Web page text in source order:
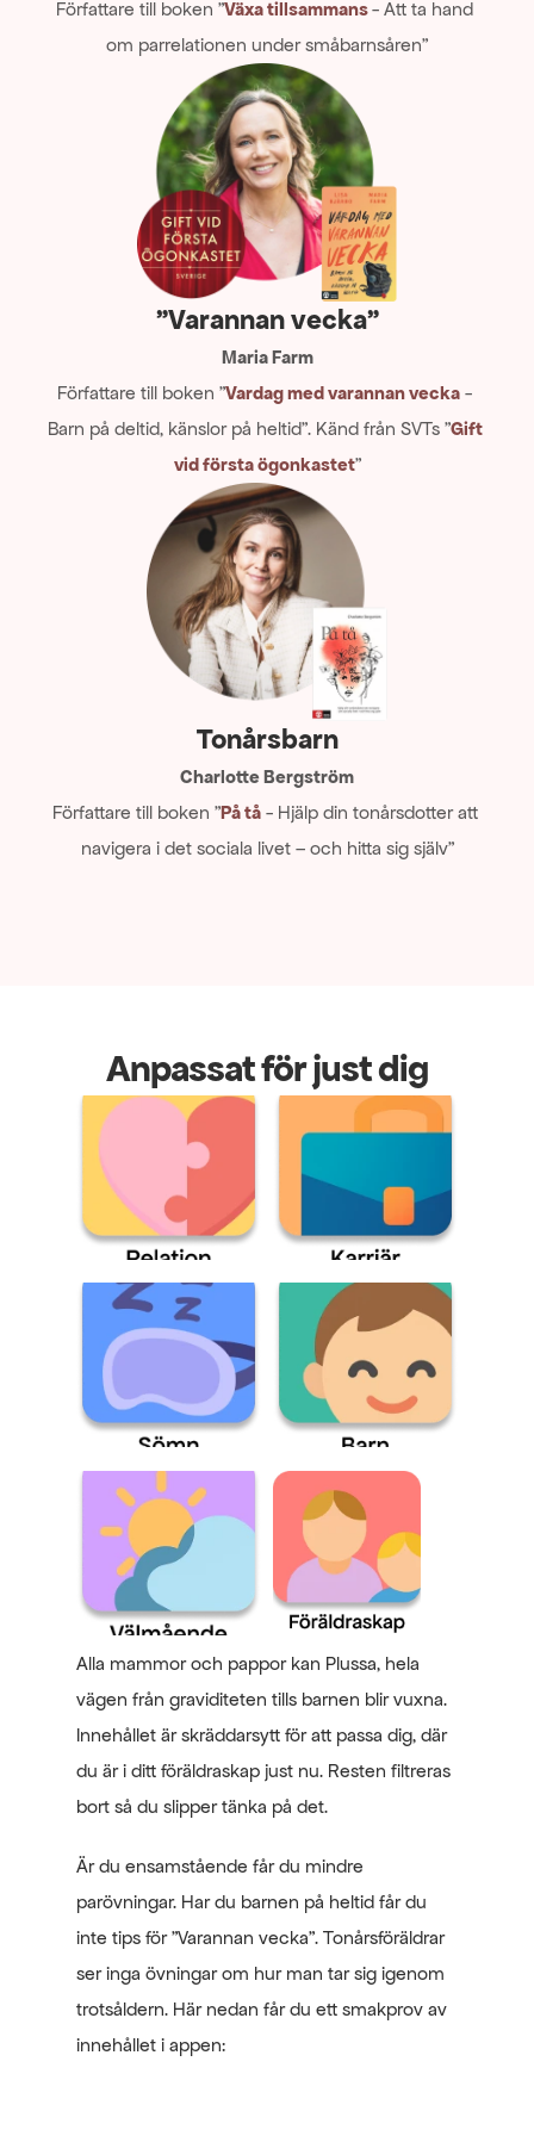
Författare till boken ”Växa tillsammans- Att ta hand
om parrelationen under småbarnsåren”
"Varannan vecka"
Maria Farm
Författare till boken ”Vardag med varannan vecka -
Barn på deltid, känslor på heltid”. Känd från SVTs ”Gift
vid första ögonkastet”
Tonårsbarn
Charlotte Bergström
Författare till boken ”På tå - Hjälp din tonårsdotter att
navigera i det sociala livet – och hitta sig själv”
Anpassat för just dig
Alla mammor och pappor kan Plussa, hela
vägen från graviditeten tills barnen blir vuxna.
Innehållet är skräddarsytt för att passa dig, där
du är i ditt föräldraskap just nu. Resten filtreras
bort så du slipper tänka på det.
Är du ensamstående får du mindre
parövningar. Har du barnen på heltid får du
inte tips för "Varannan vecka". Tonårsföräldrar
ser inga övningar om hur man tar sig igenom
trotsåldern. Här nedan får du ett smakprov av
innehållet i appen: